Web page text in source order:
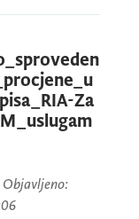
medijskim
od
da
Za
Objavljeno: